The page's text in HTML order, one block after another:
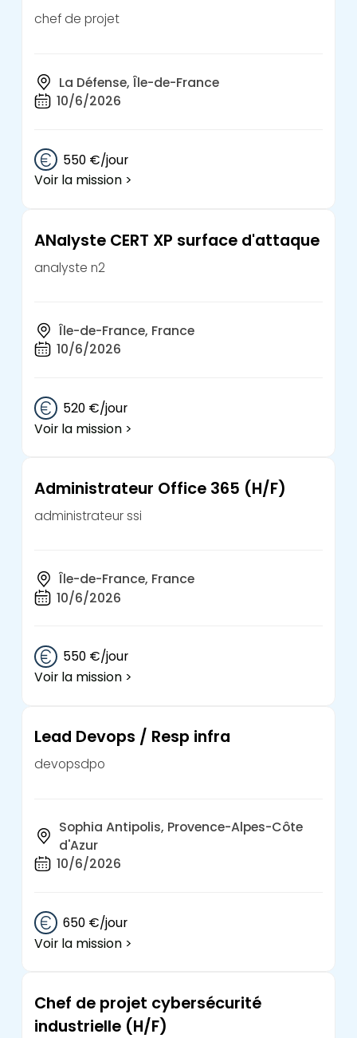
chef de projet
La Défense, Île-de-France
10/6/2026
550 €/jour
Voir la mission >
ANalyste CERT XP surface d'attaque
analyste n2
Île-de-France, France
10/6/2026
520 €/jour
Voir la mission >
Administrateur Office 365 (H/F)
administrateur ssi
Île-de-France, France
10/6/2026
550 €/jour
Voir la mission >
Lead Devops / Resp infra
devopsdpo
Sophia Antipolis, Provence-Alpes-Côte
d'Azur
10/6/2026
650 €/jour
Voir la mission >
Chef de projet cybersécurité
industrielle (H/F)